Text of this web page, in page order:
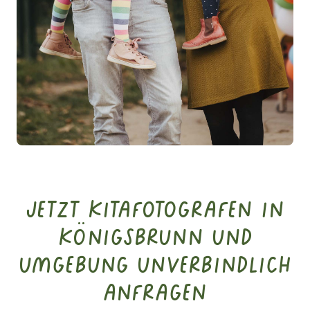
Jetzt Kitafotografen in
Königsbrunn und
Umgebung unverbindlich
anfragen